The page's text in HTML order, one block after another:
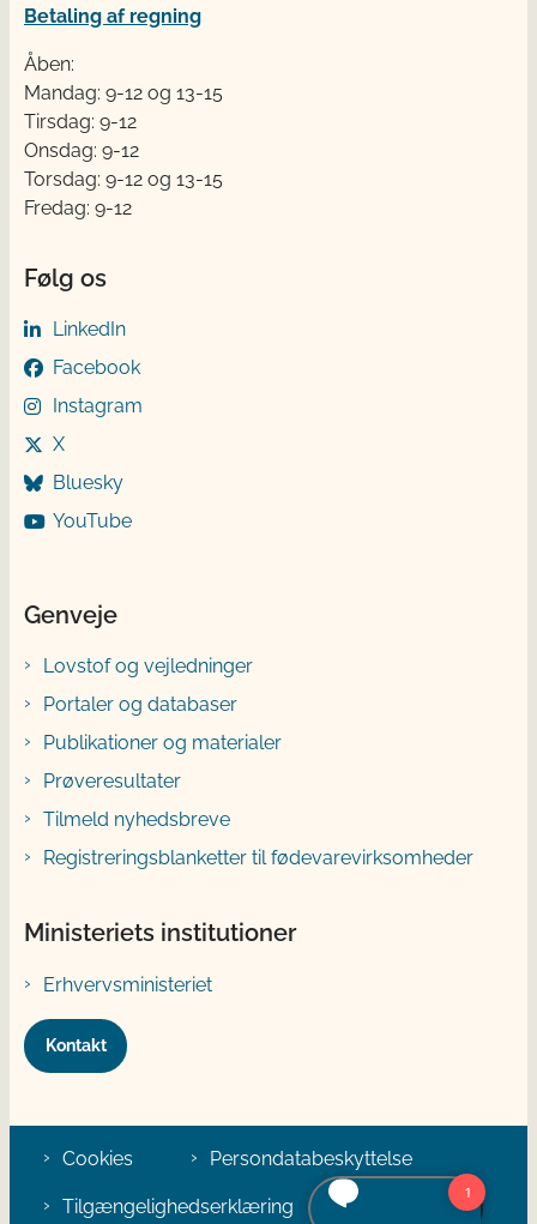
Betaling af regning
Åben:
Mandag: 9-12 og 13-15
Tirsdag: 9-12
Onsdag: 9-12
Torsdag: 9-12 og 13-15
Fredag: 9-12
Følg os
LinkedIn
Facebook
Instagram
X
Bluesky
YouTube
Genveje
Lovstof og vejledninger
Portaler og databaser
Publikationer og materialer
Prøveresultater
Tilmeld nyhedsbreve
Registreringsblanketter til fødevarevirksomheder
Ministeriets institutioner
Erhvervsministeriet
Kontakt
Cookies Persondatabeskyttelse
Tilgængelighedserklæring